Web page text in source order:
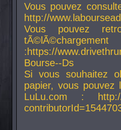
Vous pouvez
http://
Vous pouvez
:https://
Bourse--Ds
Si vous souhaitez
papier, vous
LuLu.com : http://